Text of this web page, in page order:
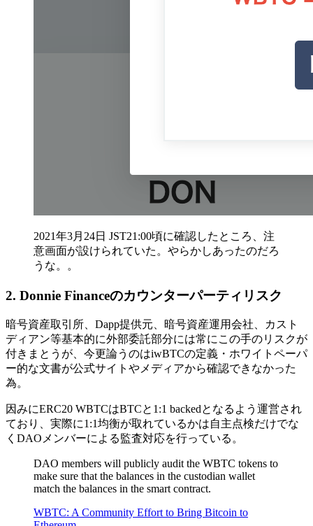
2021年3月24日 JST21:00頃に確認したところ、注
意画面が設けられていた。やらかしあったのだろ
うな。。
2. Donnie Financeのカウンターパーティリスク
暗号資産取引所、Dapp提供元、暗号資産運用会社、カスト
ディアン等基本的に外部委託部分には常にこの手のリスクが
付きまとうが、今更論うのはiwBTCの定義・ホワイトペーパ
ー的な文書が公式サイトやメディアから確認できなかった
為。
因みにERC20 WBTCはBTCと1:1 backedとなるよう運営され
ており、実際に1:1均衡が取れているかは自主点検だけでな
くDAOメンバーによる監査対応を行っている。
DAO members will publicly audit the WBTC tokens to
make sure that the balances in the custodian wallet
match the balances in the smart contract.
WBTC: A Community Effort to Bring Bitcoin to